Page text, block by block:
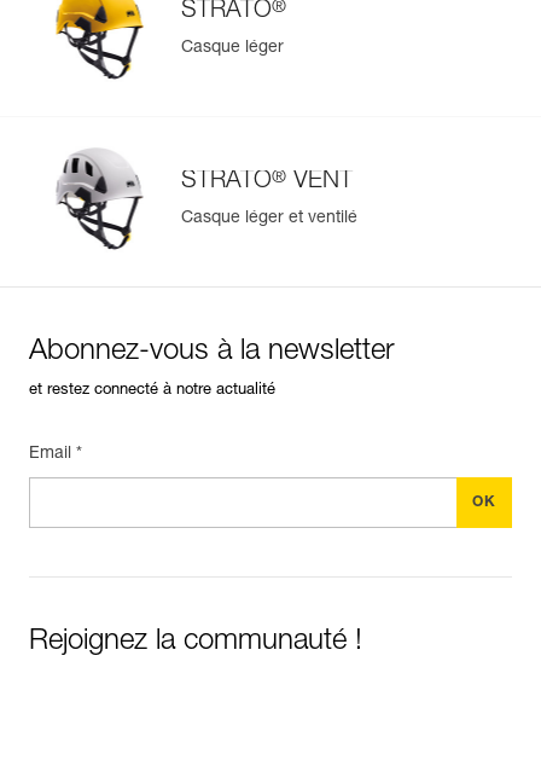
STRATO®
Casque léger
STRATO® VENT
Casque léger et ventilé
Abonnez-vous à la newsletter
et restez connecté à notre actualité
Email *
Rejoignez la communauté !